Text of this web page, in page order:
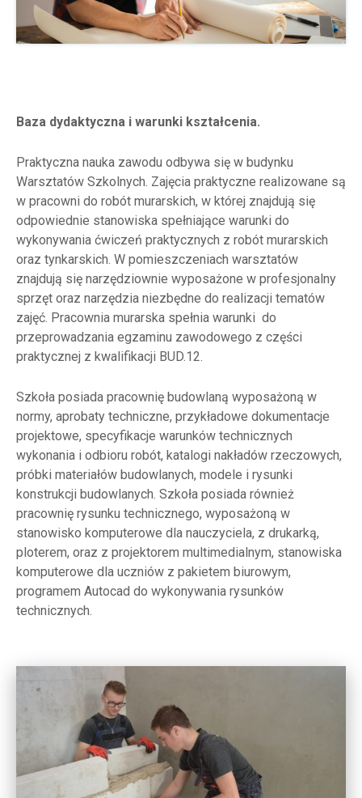
Baza dydaktyczna i warunki kształcenia.
Praktyczna nauka zawodu odbywa się w budynku
Warsztatów Szkolnych. Zajęcia praktyczne realizowane są
w pracowni do robót murarskich, w której znajdują się
odpowiednie stanowiska spełniające warunki do
wykonywania ćwiczeń praktycznych z robót murarskich
oraz tynkarskich. W pomieszczeniach warsztatów
znajdują się narzędziownie wyposażone w profesjonalny
sprzęt oraz narzędzia niezbędne do realizacji tematów
zajęć. Pracownia murarska spełnia warunki do
przeprowadzania egzaminu zawodowego z części
praktycznej z kwalifikacji BUD.12.
Szkoła posiada pracownię budowlaną wyposażoną w
normy, aprobaty techniczne, przykładowe dokumentacje
projektowe, specyfikacje warunków technicznych
wykonania i odbioru robót, katalogi nakładów rzeczowych,
próbki materiałów budowlanych, modele i rysunki
konstrukcji budowlanych. Szkoła posiada również
pracownię rysunku technicznego, wyposażoną w
stanowisko komputerowe dla nauczyciela, z drukarką,
ploterem, oraz z projektorem multimedialnym, stanowiska
komputerowe dla uczniów z pakietem biurowym,
programem Autocad do wykonywania rysunków
technicznych.